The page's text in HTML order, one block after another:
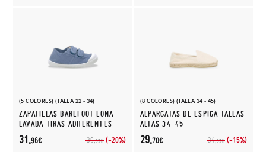
(5 COLORES) (TALLA 22 - 34)
ZAPATILLAS BAREFOOT LONA
LAVADA TIRAS ADHERENTES
39,95€ (-20%)
31,96€
(8 COLORES) (TALLA 34 - 45)
ALPARGATAS DE ESPIGA TALLAS
ALTAS 34-45
34,95€ (-15%)
29,70€